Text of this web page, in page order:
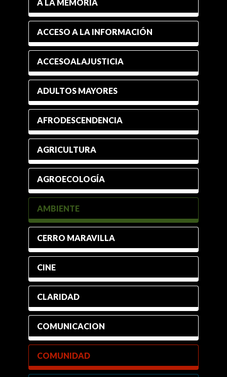
A LA MEMORIA
ACCESO A LA INFORMACIÓN
ACCESOALAJUSTICIA
ADULTOS MAYORES
AFRODESCENDENCIA
AGRICULTURA
AGROECOLOGÍA
AMBIENTE
CERRO MARAVILLA
CINE
CLARIDAD
COMUNICACION
COMUNIDAD